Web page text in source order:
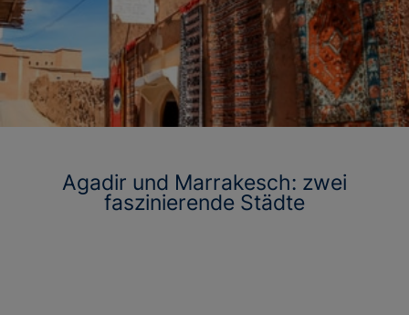
Agadir und Marrakesch: zwei
faszinierende Städte